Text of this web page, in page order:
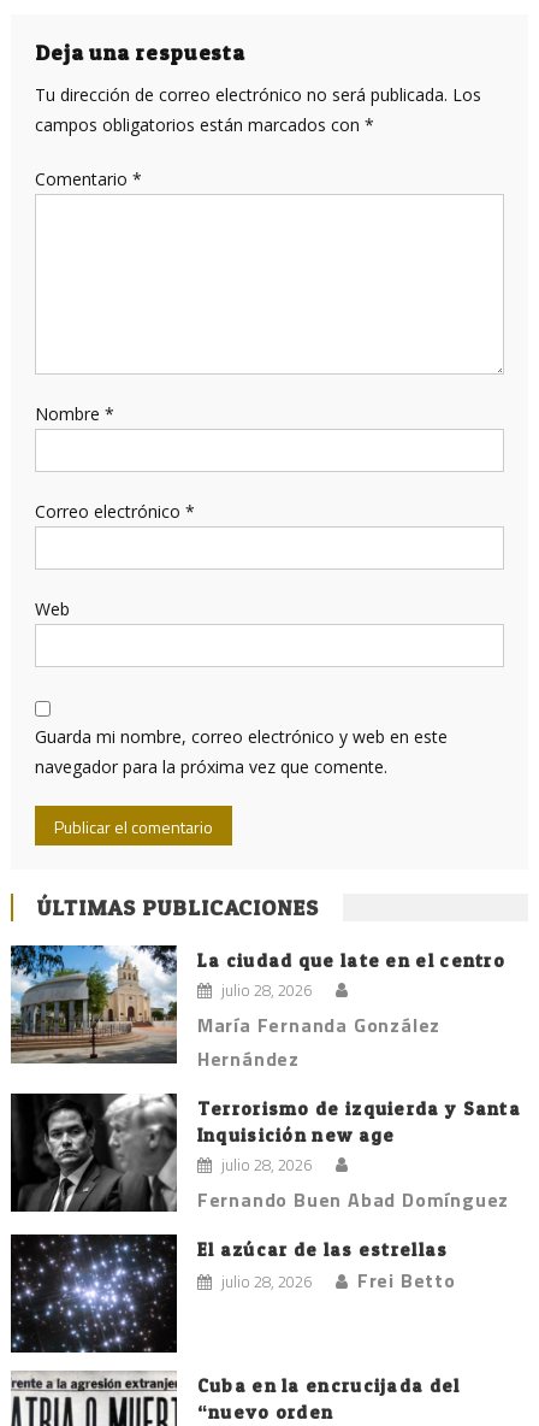
Deja una respuesta
Tu dirección de correo electrónico no será publicada. Los
campos obligatorios están marcados con *
Comentario *
Nombre *
Correo electrónico *
Web
Guarda mi nombre, correo electrónico y web en este
navegador para la próxima vez que comente.
ÚLTIMAS PUBLICACIONES
La ciudad que late en el centro
julio 28, 2026
María Fernanda González
Hernández
Terrorismo de izquierda y Santa
Inquisición new age
julio 28, 2026
Fernando Buen Abad Domínguez
El azúcar de las estrellas
julio 28, 2026 Frei Betto
Cuba en la encrucijada del
“nuevo orden